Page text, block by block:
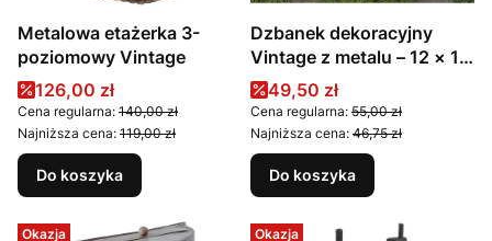
Metalowa etażerka 3-
poziomowy Vintage
Cena promocyjna
126,00 zł
Cena regularna: 140,00 zł
Najniższa cena: 119,00 zł
Do koszyka
Dzbanek dekoracyjny
Vintage z metalu – 12 × 12
× 16 cm
Cena promocyjna
49,50 zł
Cena regularna: 55,00 zł
Najniższa cena: 46,75 zł
Do koszyka
Okazja Okazja